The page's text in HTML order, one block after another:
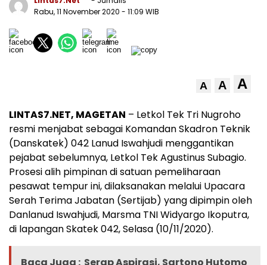
Rabu, 11 November 2020 - 11:09 WIB
A A A
LINTAS7.NET, MAGETAN – Letkol Tek Tri Nugroho
resmi menjabat sebagai Komandan Skadron Teknik
(Danskatek) 042 Lanud Iswahjudi menggantikan
pejabat sebelumnya, Letkol Tek Agustinus Subagio.
Prosesi alih pimpinan di satuan pemeliharaan
pesawat tempur ini, dilaksanakan melalui Upacara
Serah Terima Jabatan (Sertijab) yang dipimpin oleh
Danlanud Iswahjudi, Marsma TNI Widyargo Ikoputra,
di lapangan Skatek 042, Selasa (10/11/2020).